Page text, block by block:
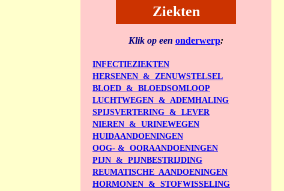
Ziekten
Klik op een onderwerp:
INFECTIEZIEKTEN
HERSENEN & ZENUWSTELSEL
BLOED & BLOEDSOMLOOP
LUCHTWEGEN & ADEMHALING
SPIJSVERTERING & LEVER
NIEREN & URINEWEGEN
HUIDAANDOENINGEN
OOG- & OORAANDOENINGEN
PIJN & PIJNBESTRIJDING
REUMATISCHE AANDOENINGEN
HORMONEN & STOFWISSELING